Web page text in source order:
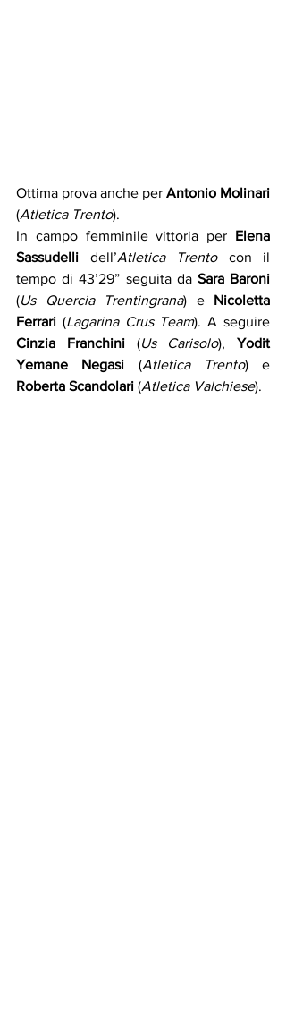
Ottima prova anche per
(Atletica Trento).
In campo femminile vittoria per Elena
Sassudelli dell’Atletica Trento con il
tempo di 43’29” seguita da Sara Baroni
(Us Quercia Trentingrana) e Nicoletta
Ferrari (Lagarina Crus Team
Cinzia Franchini (Us Carisolo), Yodit
Yemane Negasi (Atletica Trento
Roberta Scandolari (Atletica Valchiese).